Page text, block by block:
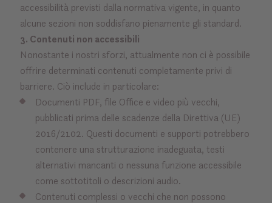
accessibilità previsti dalla normativa vigente, in quanto
alcune sezioni non soddisfano pienamente gli standard.
3. Contenuti non accessibili
Nonostante i nostri sforzi, attualmente non ci è possibile
offrire determinati contenuti completamente privi di
barriere. Ciò include in particolare:
Documenti PDF, file Office e video più vecchi,
pubblicati prima delle scadenze della Direttiva (UE)
2016/2102. Questi documenti e supporti potrebbero
contenere una strutturazione inadeguata, testi
alternativi mancanti o nessuna funzione accessibile
come sottotitoli o descrizioni audio.
Contenuti complessi o vecchi che non possono